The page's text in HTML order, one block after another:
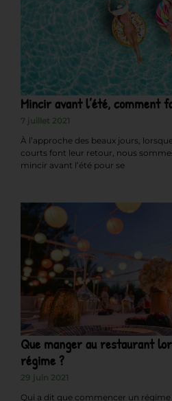
Mincir avant l’été, comment
7 juillet 2021
À l’approche des beaux jours,
courts font leur retour, nous
mincir avant l’été pour se
Que manger au restaurant
régime ?
29 juin 2021
Qui a dit que commencer un régime